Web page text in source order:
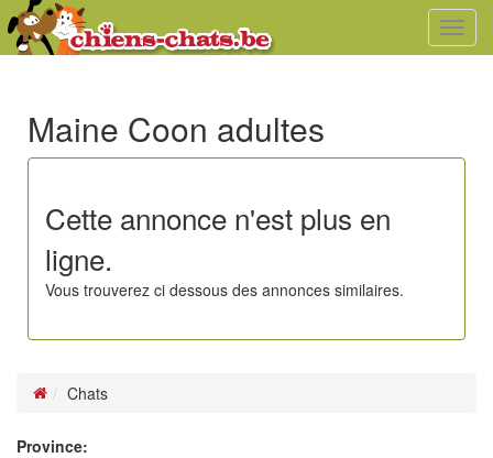
Maine Coon adultes
Cette annonce n'est plus en
ligne.
Vous trouverez ci dessous des annonces similaires.
Chats
Province: